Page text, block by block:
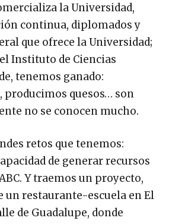
la Universidad,
continua, diplomados y
que ofrece la Universidad;
Instituto de Ciencias
tenemos ganado:
producimos quesos… son
no se conocen mucho.
retos que tenemos:
de generar recursos
Y traemos un proyecto,
un restaurante-escuela en El
de Guadalupe, donde